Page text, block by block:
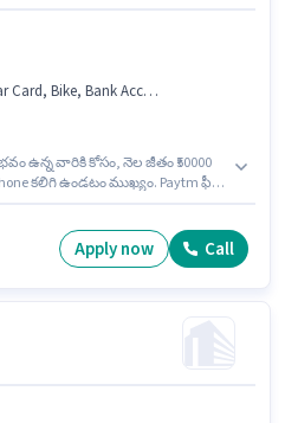
Smartphone, Area Knowledge, Wiring, PAN Card, Product Demo
ఉన్న వారికి కోసం, నెల జీతం ₹50000
కలిగి ఉండటం ముఖ్యం. Paytm ఫీల్డ్
Benefits లు ఉద్యోగ స్థాయి
Apply now Call